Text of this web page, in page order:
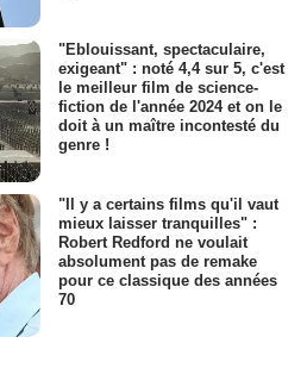
"Eblouissant, spectaculaire,
exigeant" : noté 4,4 sur 5, c'est
le meilleur film de science-
fiction de l'année 2024 et on le
doit à un maître incontesté du
genre !
"Il y a certains films qu'il vaut
mieux laisser tranquilles" :
Robert Redford ne voulait
absolument pas de remake
pour ce classique des années
70